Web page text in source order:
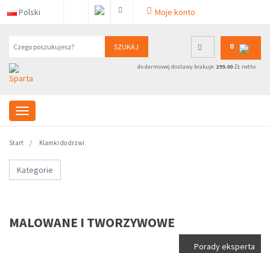
Polski Moje konto
SZUKAJ 0
do darmowej dostawy brakuje: 299.00ZŁ netto
Start Klamki do drzwi
Kategorie
MALOWANE I TWORZYWOWE
Porady eksperta